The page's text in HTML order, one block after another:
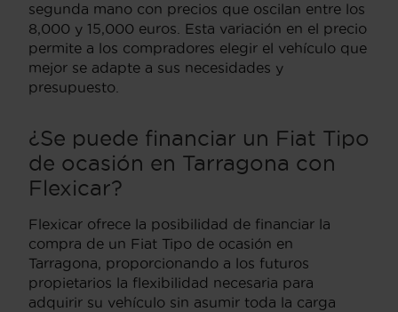
segunda mano con precios que oscilan entre los
8,000 y 15,000 euros. Esta variación en el precio
permite a los compradores elegir el vehículo que
mejor se adapte a sus necesidades y
presupuesto.
¿Se puede financiar un Fiat Tipo
de ocasión en Tarragona con
Flexicar?
Flexicar ofrece la posibilidad de financiar la
compra de un Fiat Tipo de ocasión en
Tarragona, proporcionando a los futuros
propietarios la flexibilidad necesaria para
adquirir su vehículo sin asumir toda la carga